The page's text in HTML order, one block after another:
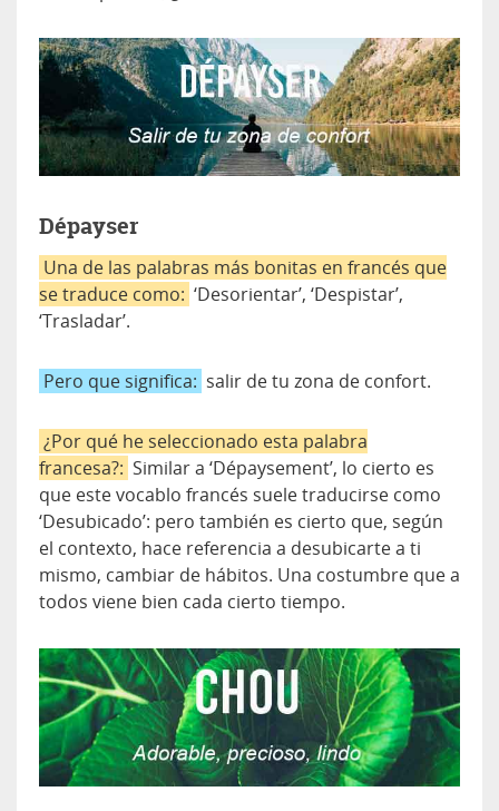
Dépayser
Una de las palabras más bonitas en francés que
se traduce como: ‘Desorientar’, ‘Despistar’,
‘Trasladar’.
Pero que significa: salir de tu zona de confort.
¿Por qué he seleccionado esta palabra
francesa?: Similar a ‘Dépaysement’, lo cierto es
que este vocablo francés suele traducirse como
‘Desubicado’: pero también es cierto que, según
el contexto, hace referencia a desubicarte a ti
mismo, cambiar de hábitos. Una costumbre que a
todos viene bien cada cierto tiempo.